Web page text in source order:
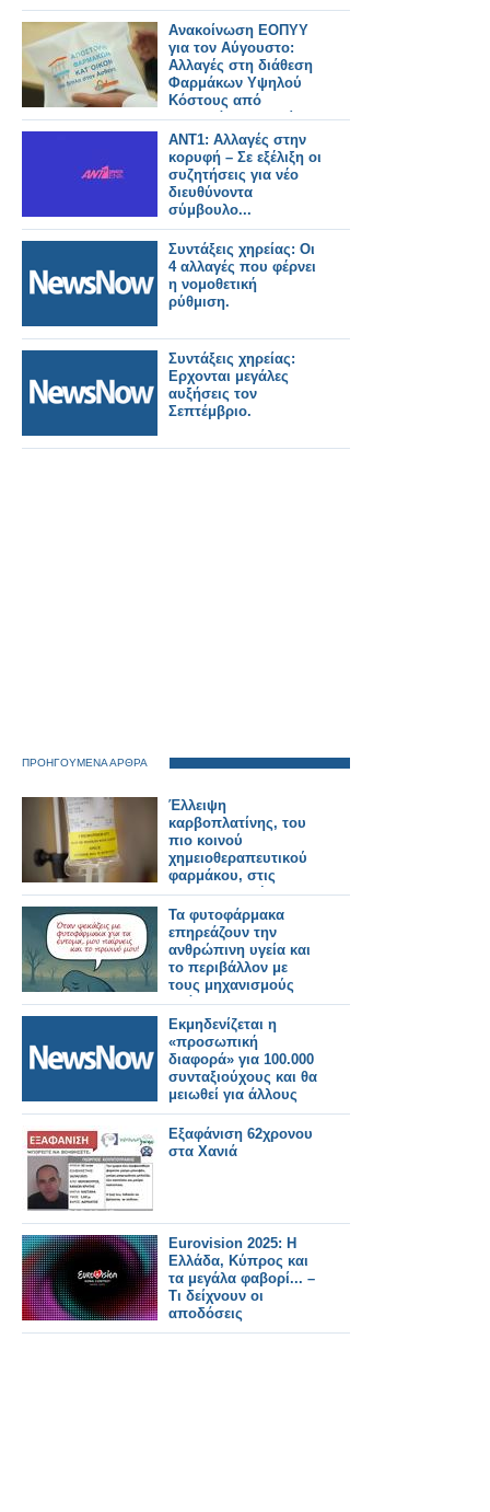
Ανακοίνωση ΕΟΠΥΥ
για τον Αύγουστο:
Αλλαγές στη διάθεση
Φαρμάκων Υψηλού
Κόστους από
ιδιωτικά φαρμακεία
ΑΝΤ1: Αλλαγές στην
κορυφή – Σε εξέλιξη οι
συζητήσεις για νέο
διευθύνοντα
σύμβουλο...
Συντάξεις χηρείας: Οι
4 αλλαγές που φέρνει
η νομοθετική
ρύθμιση.
Συντάξεις χηρείας:
Ερχονται μεγάλες
αυξήσεις τον
Σεπτέμβριο.
ΠΡΟΗΓΟΥΜΕΝΑ ΑΡΘΡΑ
Έλλειψη
καρβοπλατίνης, του
πιο κοινού
χημειοθεραπευτικού
φαρμάκου, στις
φαρμακαποθήκες της
Αθήνας
Τα φυτοφάρμακα
επηρεάζουν την
ανθρώπινη υγεία και
το περιβάλλον με
τους μηχανισμούς
δράσης τους και
αποτελούν κίνδυνο
για τους επικονιαστές
Εκμηδενίζεται η
«προσωπική
διαφορά» για 100.000
συνταξιούχους και θα
μειωθεί για άλλους
450.000
Εξαφάνιση 62χρονου
στα Χανιά
Eurovision 2025: H
Ελλάδα, Κύπρος και
τα μεγάλα φαβορί... –
Τι δείχνουν οι
αποδόσεις